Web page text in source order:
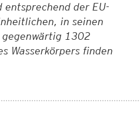
der EU-
in seinen
1302
Wasserkörpers finden